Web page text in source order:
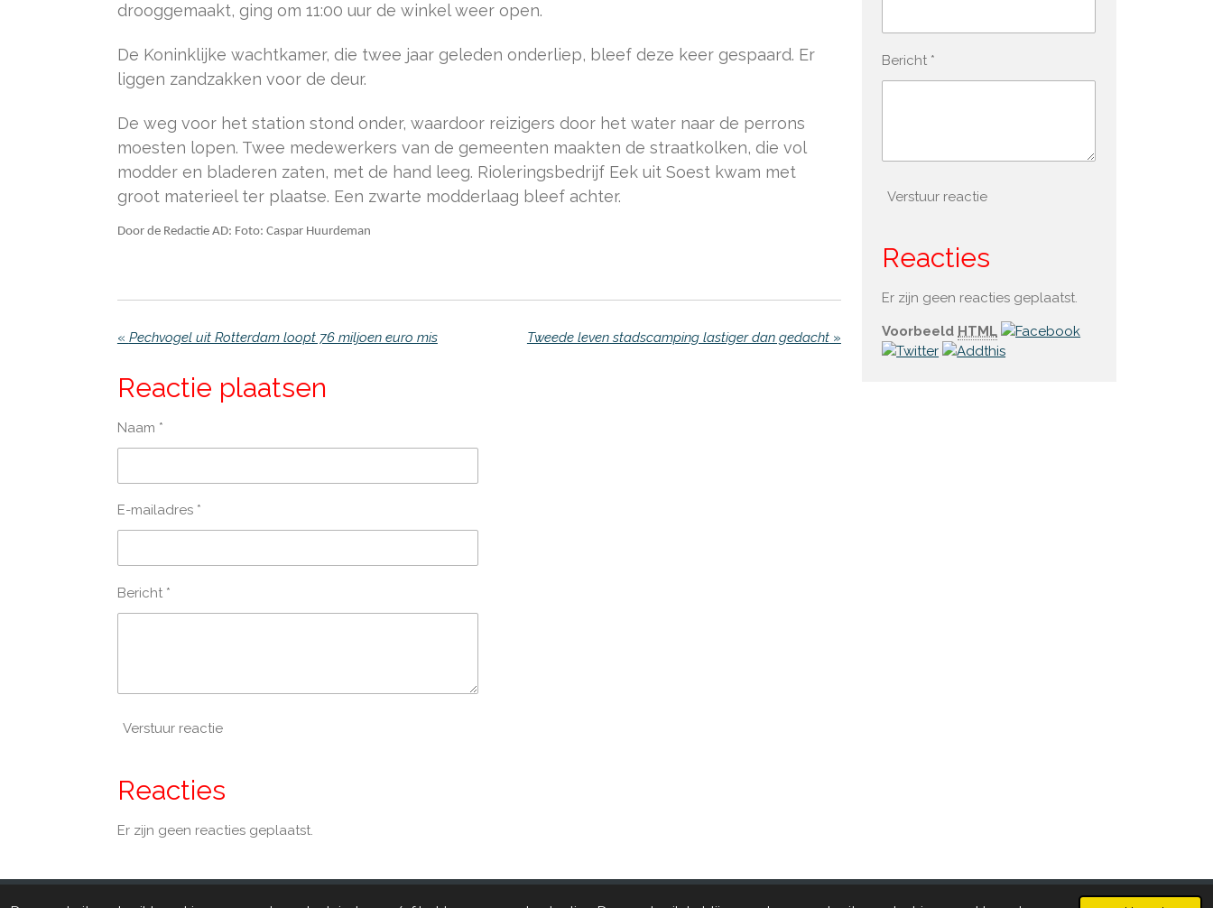
drooggemaakt, ging om 11:00 uur de winkel weer open.
De Koninklijke wachtkamer, die twee jaar geleden onderliep, bleef deze keer gespaard. Er
liggen zandzakken voor de deur.
De weg voor het station stond onder, waardoor reizigers door het water naar de perrons
moesten lopen. Twee medewerkers van de gemeenten maakten de straatkolken, die vol
modder en bladeren zaten, met de hand leeg. Rioleringsbedrijf Eek uit Soest kwam met
groot materieel ter plaatse. Een zwarte modderlaag bleef achter.
Door de Redactie AD: Foto: Caspar Huurdeman
« Pechvogel uit Rotterdam loopt 76 miljoen euro mis Tweede leven stadscamping lastiger dan gedacht»
Reactie plaatsen
Naam *
E-mailadres *
Bericht *
Verstuur reactie
Reacties
Er zijn geen reacties geplaatst.
Bericht *
Verstuur reactie
Reacties
Er zijn geen reacties geplaatst.
Voorbeeld HTML